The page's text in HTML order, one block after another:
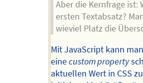
Aber die Kernfrage ist:
ersten Textabsatz?
wieviel Platz die
Mit JavaScript kann
einecustom property
aktuellen Wert in CSS